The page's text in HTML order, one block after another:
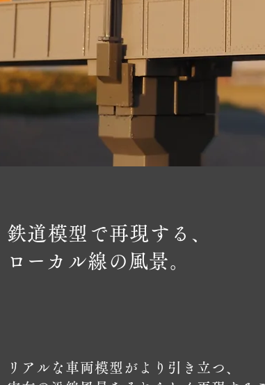
鉄道模型で再現する、
​ローカル線の風景。
リアルな車両模型がより引き立つ、